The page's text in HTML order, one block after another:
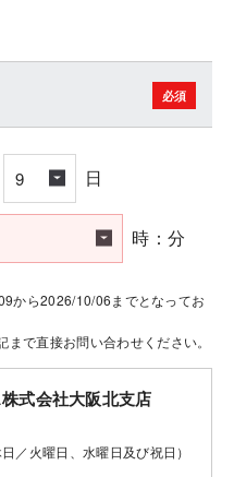
日
時：分
から2026/10/06までとなってお
で直接お問い合わせください。
式会社大阪北支店
／火曜日、水曜日及び祝日）